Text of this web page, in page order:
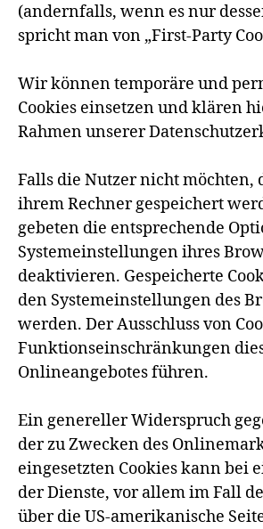
(andernfalls, wenn es nur
spricht man von „First-Party
Wir können temporäre und
Cookies einsetzen und klären
Rahmen unserer
Falls die Nutzer nicht möchten,
ihrem Rechner gespeichert
gebeten die entsprechende
Systemeinstellungen ihres
deaktivieren. Gespeicherte
den Systemeinstellungen des
werden. Der Ausschluss von
Funktionseinschränkungen
Onlineangebotes führen.
Ein genereller Widerspruch
der zu Zwecken des
eingesetzten Cookies kann bei
der Dienste, vor allem im Fall
über die US-amerikanische